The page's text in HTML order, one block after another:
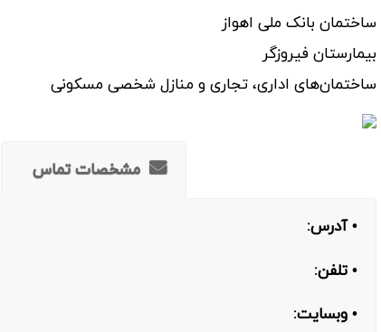
ساختمان بانک ملی اهواز
بیمارستان فیروزگر
ساختمان‌های اداری، تجاری و منازل شخصی مسکونی
مشخصات تماس
• آدرس:
• تلفن:
• وبسایت: